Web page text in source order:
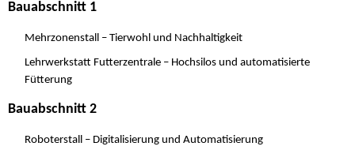
Bauabschnitt 1
Mehrzonenstall – Tierwohl und Nachhaltigkeit
Lehrwerkstatt Futterzentrale – Hochsilos und automatisierte
Fütterung
Bauabschnitt 2
Roboterstall – Digitalisierung und Automatisierung